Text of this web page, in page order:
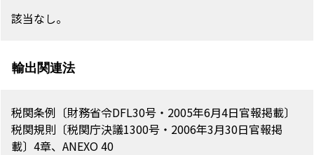
該当なし。
輸出関連法
税関条例〔財務省令DFL30号・2005年6月4日官報掲載〕
税関規則〔税関庁決議1300号・2006年3月30日官報掲
載〕4章、ANEXO 40